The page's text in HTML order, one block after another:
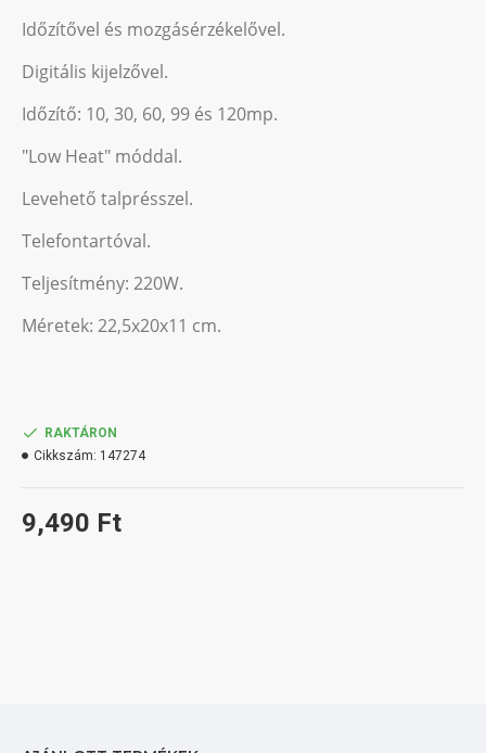
Időzítővel és mozgásérzékelővel.
Digitális kijelzővel.
Időzítő: 10, 30, 60, 99 és 120mp.
"Low Heat" móddal.
Levehető talprésszel.
Telefontartóval.
Teljesítmény: 220W.
Méretek: 22,5x20x11 cm.
9,490 Ft
RAKTÁRON
Cikkszám: 147274